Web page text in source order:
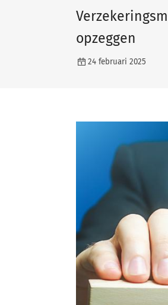
opzeggen
24 februari 2025